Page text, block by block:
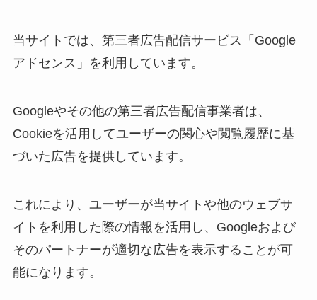
当サイトでは、第三者広告配信サービス「Google
アドセンス」を利用しています。
Googleやその他の第三者広告配信事業者は、
Cookieを活用してユーザーの関心や閲覧履歴に基
づいた広告を提供しています。
これにより、ユーザーが当サイトや他のウェブサ
イトを利用した際の情報を活用し、Googleおよび
そのパートナーが適切な広告を表示することが可
能になります。